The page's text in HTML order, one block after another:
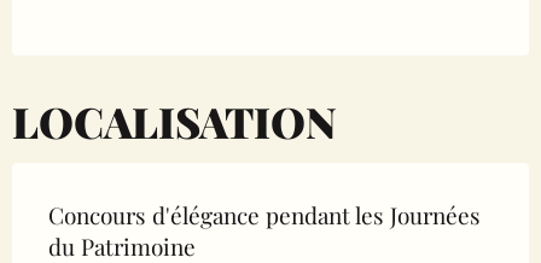
LOCALISATION
Concours d'élégance pendant les Journées
du Patrimoine